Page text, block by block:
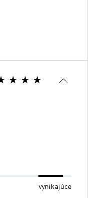
vynikajúce